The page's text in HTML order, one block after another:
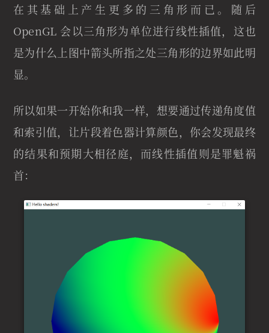
在其基础上产生更多的三角形而已。随后
OpenGL 会以三角形为单位进行线性插值，这也
是为什么上图中箭头所指之处三角形的边界如此明
显。
所以如果一开始你和我一样，想要通过传递角度值
和索引值，让片段着色器计算颜色，你会发现最终
的结果和预期大相径庭，而线性插值则是罪魁祸
首：